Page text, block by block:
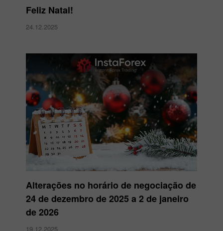
Feliz Natal!
24.12.2025
Alterações no horário de negociação de
24 de dezembro de 2025 a 2 de janeiro
de 2026
19.12.2025